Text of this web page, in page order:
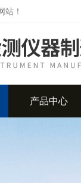
站！
产品中心